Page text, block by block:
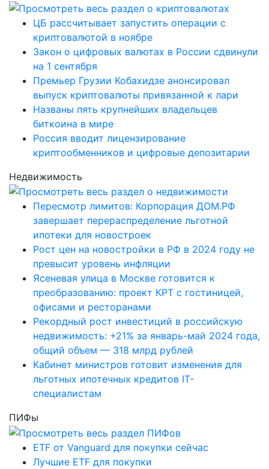
ЦБ рассчитывает запустить операции с
криптовалютой в ноябре
Закон о цифровых валютах в России сдвинули
на 1 сентября
Премьер Грузии Кобахидзе анонсировал
выпуск криптовалюты привязанной к лари
Названы пять крупнейших владельцев
биткоина в мире
Россия вводит лицензирование
криптообменников и цифровые депозитарии
Недвижимость
Пересмотр лимитов: Корпорация ДОМ.РФ
завершает перераспределение льготной
ипотеки для новостроек
Рост цен на новостройки в РФ в 2024 году не
превысит уровень инфляции
Ясеневая улица в Москве готовится к
преобразованию: проект КРТ с гостиницей,
офисами и ресторанами
Рекордный рост инвестиций в российскую
недвижимость: +21% за январь-май 2024 года,
общий объем — 318 млрд рублей
Кабинет министров готовит изменения для
льготных ипотечных кредитов IT-
специалистам
ПИФы
ETF от Vanguard для покупки сейчас
Лучшие ETF для покупки